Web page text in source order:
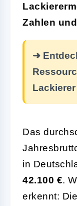
Zahlen
➜
Das
in
42.100 €.
erkennt: